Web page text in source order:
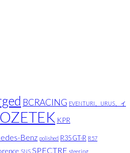
BCRACING EVENTURI、URUS、イ
KPR
Benz polished R35 GT-R R57
SNS SPECTRE steering